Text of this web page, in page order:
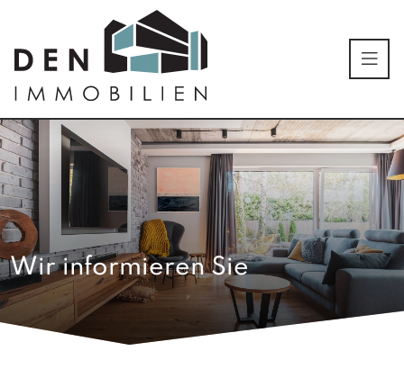
Wir informieren Sie